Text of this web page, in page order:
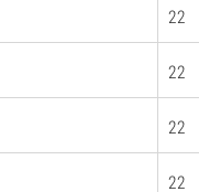
22
22
22
22